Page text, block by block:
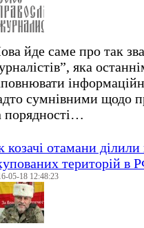
йде саме про так
яка
сумнівними щодо
порядності…
козачі отамани
територій в
05-18 12:48:23